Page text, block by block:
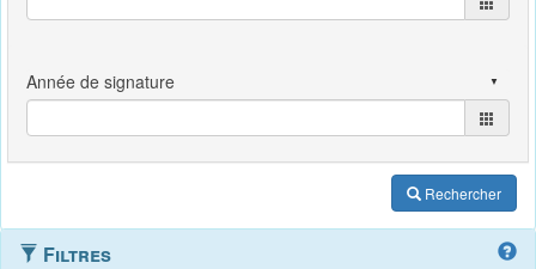
Rechercher
Filtres